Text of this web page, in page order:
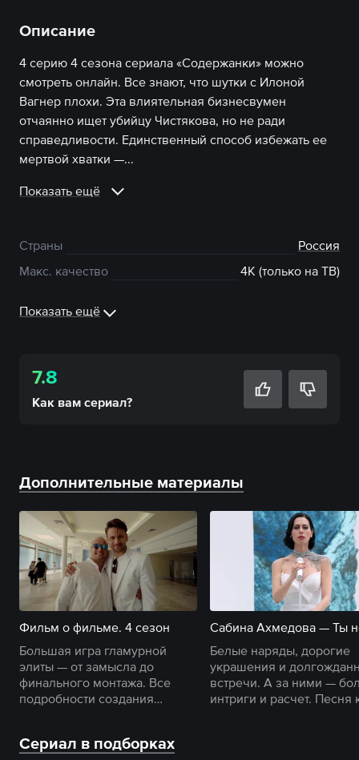
Описание
4 серию 4 сезона сериала «Содержанки» можно
смотреть онлайн. Все знают, что шутки с Илоной
Вагнер плохи. Эта влиятельная бизнесвумен
отчаянно ищет убийцу Чистякова, но не ради
справедливости. Единственный способ избежать ее
мертвой хватки —...
Показать ещё
Страны
Россия
Макс. качество
4К (только на ТВ)
Показать ещё
7.8
Как вам сериал?
Дополнительные материалы
Фильм о фильме. 4 сезон
Большая игра гламурной
элиты — от замысла до
финального монтажа. Все
подробности создания
Белые наряды, дорогие
украшения и
встречи. А за ними —
интриги и расчет. Песня
Сериал в подборках